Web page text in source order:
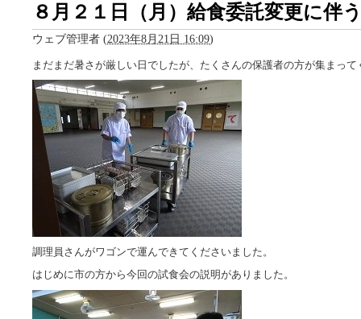
８月２１日（月）給食委託変更に伴
ウェブ管理者 (2023年8月21日 16:09)
まだまだ暑さが厳しい日でしたが、たくさんの保護者の方が集まっ
調理員さんがワゴンで運んできてくださいました。
はじめに市の方から今回の試食会の説明がありました。